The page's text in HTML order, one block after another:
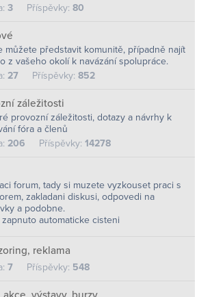
3 Příspěvky: 80
můžete představit komunitě, případně najít
z vašeho okolí k navázání spolupráce.
27 Příspěvky: 852
záležitosti
provozní záležitosti, dotazy a návrhy k
fóra a členů
206 Příspěvky: 14278
forum, tady si muzete vyzkouset praci s
zakladani diskusi, odpovedi na
a podobne.
automaticke cisteni
reklama
7 Příspěvky: 548